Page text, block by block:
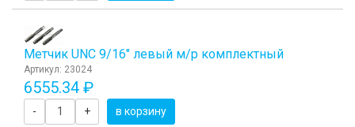
Метчик UNC 9/16" левый м/р комплектный
Артикул: 23024
6555.34 ₽
- + в корзину